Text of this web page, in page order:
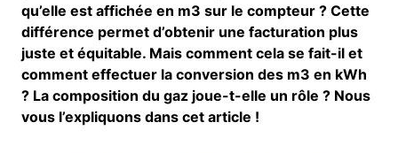
qu’elle est affichée en m3 sur le compteur ? Cette
différence permet d’obtenir une facturation plus
juste et équitable. Mais comment cela se fait-il et
comment effectuer la conversion des m3 en kWh
? La composition du gaz joue-t-elle un rôle ? Nous
vous l’expliquons dans cet article !